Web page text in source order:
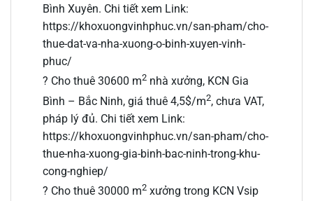
Bình Xuyên. Chi tiết xem Link:
https://khoxuongvinhphuc.vn/san-pham/cho-
thue-dat-va-nha-xuong-o-binh-xuyen-vinh-
phuc/
? Cho thuê 30600 m2 nhà xưởng, KCN Gia
Bình – Bắc Ninh, giá thuê 4,5$/m2, chưa VAT,
pháp lý đủ. Chi tiết xem Link:
https://khoxuongvinhphuc.vn/san-pham/cho-
thue-nha-xuong-gia-binh-bac-ninh-trong-khu-
cong-nghiep/
? Cho thuê 30000 m2 xưởng trong KCN Vsip